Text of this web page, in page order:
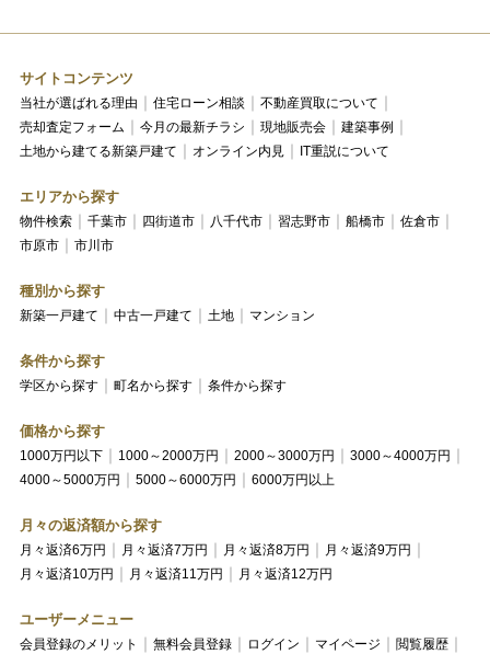
サイトコンテンツ
当社が選ばれる理由 住宅ローン相談
不動産買取について
売却査定フォーム
今月の最新チラシ 現地販売会
建築事例
土地から建てる新築戸建て
オンライン内見 IT重説について
エリアから探す
物件検索 千葉市 四街道市 八千代市 習志野市 船橋市
佐倉市
市原市
市川市
種別から探す
新築一戸建て 中古一戸建て 土地 マンション
条件から探す
学区から探す 町名から探す 条件から探す
価格から探す
1000万円以下 1000～2000万円 2000～3000万円
3000～4000万円
4000～5000万円
5000～6000万円 6000万円以上
月々の返済額から探す
月々返済6万円 月々返済7万円 月々返済8万円
月々返済9万円
月々返済10万円
月々返済11万円 月々返済12万円
ユーザーメニュー
会員登録のメリット 無料会員登録 ログイン マイページ
閲覧履歴